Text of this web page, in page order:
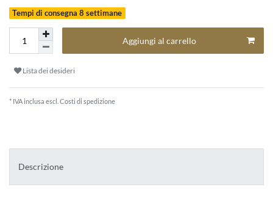
Tempi di consegna 8 settimane
Aggiungi al carrello
Lista dei desideri
* IVA inclusa escl. Costi di spedizione
Descrizione